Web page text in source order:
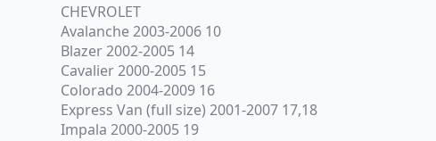
CHEVROLET
Avalanche 2003-2006 10
Blazer 2002-2005 14
Cavalier 2000-2005 15
Colorado 2004-2009 16
Express Van (full size) 2001-2007 17,18
Impala 2000-2005 19